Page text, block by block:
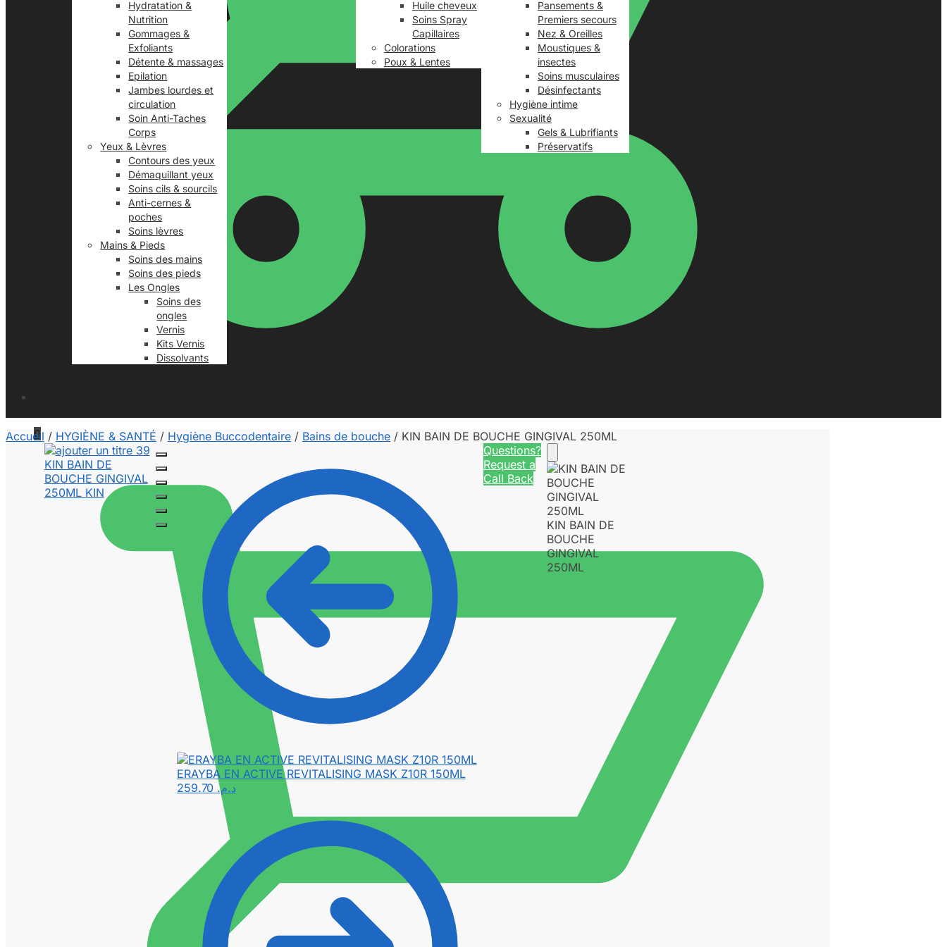
0
Hydratation &
Nutrition
Gommages &
Exfoliants
Détente & massages
Epilation
Jambes lourdes et
circulation
Soin Anti-Taches
Corps
Yeux & Lèvres
Contours des yeux
Démaquillant yeux
Soins cils & sourcils
Anti-cernes &
poches
Soins lèvres
Mains & Pieds
Soins des mains
Soins des pieds
Les Ongles
Soins des
ongles
Vernis
Kits Vernis
Dissolvants
Huile cheveux
Soins Spray
Capillaires
Colorations
Poux & Lentes
Pansements &
Premiers secours
Nez & Oreilles
Moustiques &
insectes
Soins musculaires
Désinfectants
Hygiène intime
Sexualité
Gels & Lubrifiants
Préservatifs
Accueil / HYGIÈNE & SANTÉ / Hygiène Buccodentaire / Bains de bouche / KIN BAIN DE BOUCHE GINGIVAL 250ML
ERAYBA EN ACTIVE REVITALISING MASK Z10R 150ML
د.م. 259.70
Questions?
Request a
Call Back
KIN BAIN DE
BOUCHE
GINGIVAL
250ML